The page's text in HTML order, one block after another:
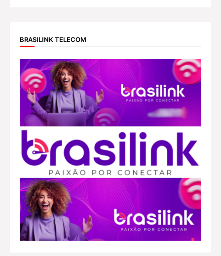
BRASILINK TELECOM